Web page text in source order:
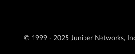
© 1999 - 2025 Juniper Networks,